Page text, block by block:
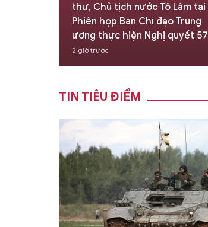
thư, Chủ tịch nước Tô Lâm tại
Phiên họp Ban Chỉ đạo Trung
ương thực hiện Nghị quyết 57
2 giờ trước
TIN TIÊU ĐIỂM